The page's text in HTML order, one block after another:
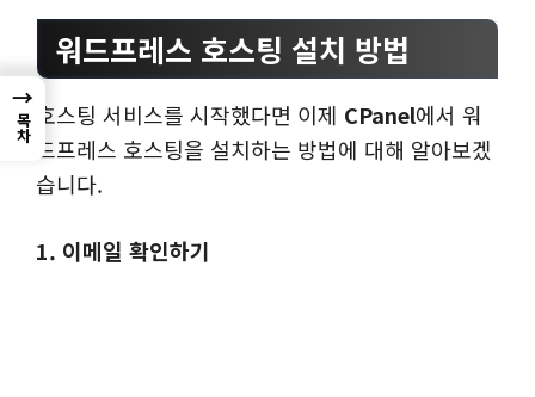
워드프레스 호스팅 설치 방법
호스팅 서비스를 시작했다면 이제 CPanel에서 워
드프레스 호스팅을 설치하는 방법에 대해 알아보겠
습니다.
1. 이메일 확인하기
→
목차